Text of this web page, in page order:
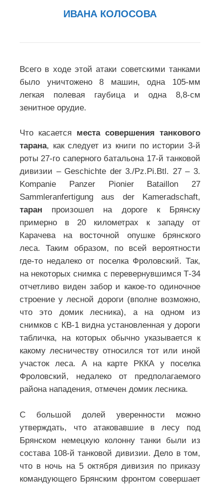
ИВАНА КОЛОСОВА
Всего в ходе этой атаки советскими танками
было уничтожено 8 машин, одна 105-мм
легкая полевая гаубица и одна 8,8-см
зенитное орудие.
Что касается места совершения танкового
тарана, как следует из книги по истории 3-й
роты 27-го саперного батальона 17-й танковой
дивизии – Geschichte der 3./Pz.Pi.Btl. 27 – 3.
Kompanie Panzer Pionier Bataillon 27
Sammleranfertigung aus der Kameradschaft,
таран произошел на дороге к Брянску
примерно в 20 километрах к западу от
Карачева на восточной опушке брянского
леса. Таким образом, по всей вероятности
где-то недалеко от поселка Фроловский. Так,
на некоторых снимка с перевернувшимся Т-34
отчетливо виден забор и какое-то одиночное
строение у лесной дороги (вполне возможно,
что это домик лесника), а на одном из
снимков с КВ-1 видна установленная у дороги
табличка, на которых обычно указывается к
какому лесничеству относился тот или иной
участок леса. А на карте РККА у поселка
Фроловский, недалеко от предполагаемого
района нападения, отмечен домик лесника.
С большой долей уверенности можно
утверждать, что атаковавшие в лесу под
Брянском немецкую колонну танки были из
состава 108-й танковой дивизии. Дело в том,
что в ночь на 5 октября дивизия по приказу
командующего Брянским фронтом совершает